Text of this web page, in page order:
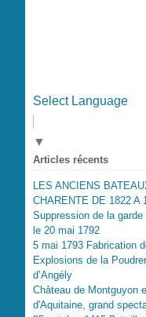
Select Language
▼
Articles récents
LES ANCIENS
CHARENTE DE 1822 A
Suppression de la
le 20 mai 1792
5 mai 1793 Fabrication
Explosions de la
d’Angély
Château de Montguyon
d'Aquitaine, grand